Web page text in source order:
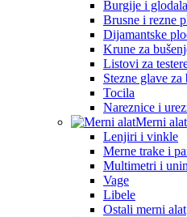
Burgije i glodala
Brusne i rezne
Dijamantske
Krune za
Listovi za
Stezne glave
Tocila
Nareznice i
Merni alat
Lenjiri i vinkle
Merne trake i
Multimetri i
Vage
Libele
Ostali merni alat